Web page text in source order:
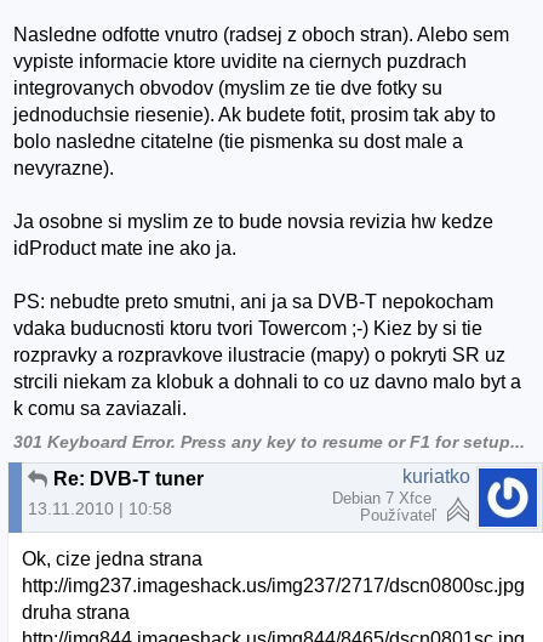
Nasledne odfotte vnutro (radsej z oboch stran). Alebo sem
vypiste informacie ktore uvidite na ciernych puzdrach
integrovanych obvodov (myslim ze tie dve fotky su
jednoduchsie riesenie). Ak budete fotit, prosim tak aby to
bolo nasledne citatelne (tie pismenka su dost male a
nevyrazne).
Ja osobne si myslim ze to bude novsia revizia hw kedze
idProduct mate ine ako ja.
PS: nebudte preto smutni, ani ja sa DVB-T nepokocham
vdaka buducnosti ktoru tvori Towercom ;-) Kiez by si tie
rozpravky a rozpravkove ilustracie (mapy) o pokryti SR uz
strcili niekam za klobuk a dohnali to co uz davno malo byt a
k comu sa zaviazali.
301 Keyboard Error. Press any key to resume or F1 for setup...
Re: DVB-T tuner
13.11.2010 | 10:58
kuriatko
Debian 7 Xfce
Používateľ
Ok, cize jedna strana
http://img237.imageshack.us/img237/2717/dscn0800sc.jpg
druha strana